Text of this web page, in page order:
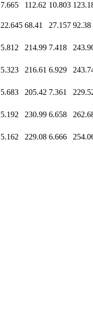
7.665 112.62 10.803
22.645 68.41 27.157 92.38
5.812 214.99 7.418
5.323 216.61 6.929
5.683 205.42 7.361
5.192 230.99 6.658
5.162 229.08 6.666